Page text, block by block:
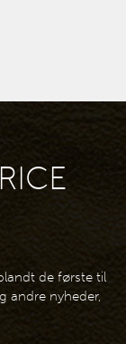
de første til
andre nyheder,